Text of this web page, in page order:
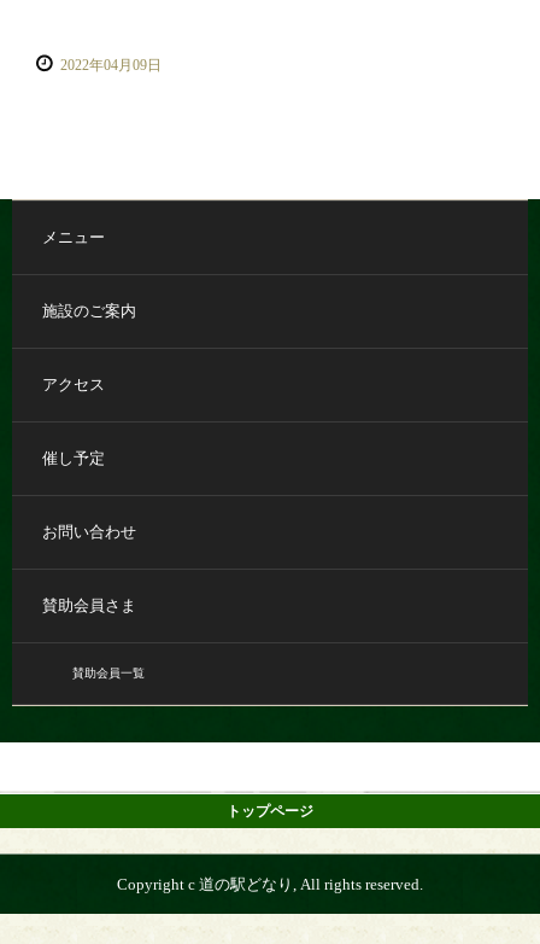
2022年04月09日
メニュー
施設のご案内
アクセス
催し予定
お問い合わせ
賛助会員さま
賛助会員一覧
トップページ
Copyright c 道の駅どなり, All rights reserved.